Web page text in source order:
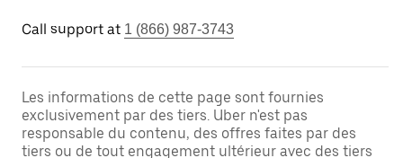
Call support at 1 (866) 987-3743
Les informations de cette page sont fournies
exclusivement par des tiers. Uber n'est pas
responsable du contenu, des offres faites par des
tiers ou de tout engagement ultérieur avec des tiers